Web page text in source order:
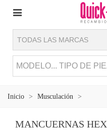
TODAS LAS MARCAS
Inicio > Musculación >
MANCUERNAS